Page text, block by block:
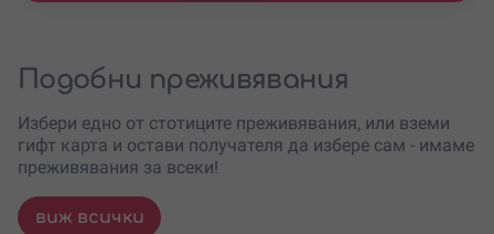
Подобни преживявания
Избери едно от стотиците преживявания, или вземи
гифт карта и остави получателя да избере сам - имаме
преживявания за всеки!
виж всички